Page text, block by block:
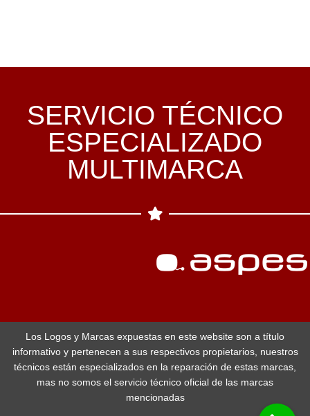
SERVICIO TÉCNICO
ESPECIALIZADO
MULTIMARCA
Los Logos y Marcas expuestas en este website son a título
informativo y pertenecen a sus respectivos propietarios, nuestros
técnicos están especializados en la reparación de estas marcas,
mas no somos el servicio técnico oficial de las marcas
mencionadas